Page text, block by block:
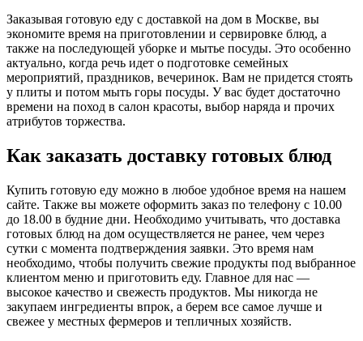
Заказывая готовую еду с доставкой на дом в Москве, вы
экономите время на приготовлении и сервировке блюд, а
также на последующей уборке и мытье посуды. Это особенно
актуально, когда речь идет о подготовке семейных
мероприятий, праздников, вечеринок. Вам не придется стоять
у плиты и потом мыть горы посуды. У вас будет достаточно
времени на поход в салон красоты, выбор наряда и прочих
атрибутов торжества.
Как заказать доставку готовых блюд
Купить готовую еду можно в любое удобное время на нашем
сайте. Также вы можете оформить заказ по телефону с 10.00
до 18.00 в будние дни. Необходимо учитывать, что доставка
готовых блюд на дом осуществляется не ранее, чем через
сутки с момента подтверждения заявки. Это время нам
необходимо, чтобы получить свежие продукты под выбранное
клиентом меню и приготовить еду. Главное для нас —
высокое качество и свежесть продуктов. Мы никогда не
закупаем ингредиенты впрок, а берем все самое лучше и
свежее у местных фермеров и тепличных хозяйств.